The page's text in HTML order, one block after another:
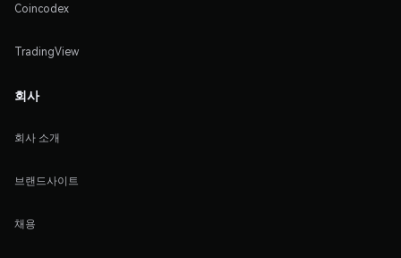
Coincodex
TradingView
회사
회사 소개
브랜드사이트
채용